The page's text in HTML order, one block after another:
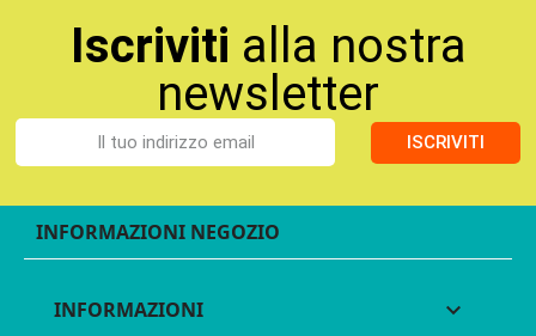
Iscriviti alla nostra
newsletter
ISCRIVITI
INFORMAZIONI NEGOZIO
INFORMAZIONI 